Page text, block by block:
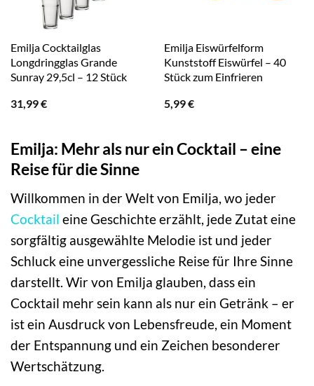
Emilja Cocktailglas
Longdringglas Grande
Sunray 29,5cl – 12 Stück
31,99€
Emilja Eiswürfelform
Kunststoff Eiswürfel – 40
Stück zum Einfrieren
5,99€
Emilja: Mehr als nur ein Cocktail – eine
Reise für die Sinne
Willkommen in der Welt von Emilja, wo jeder
Cocktail eine Geschichte erzählt, jede Zutat eine
sorgfältig ausgewählte Melodie ist und jeder
Schluck eine unvergessliche Reise für Ihre Sinne
darstellt. Wir von Emilja glauben, dass ein
Cocktail mehr sein kann als nur ein Getränk – er
ist ein Ausdruck von Lebensfreude, ein Moment
der Entspannung und ein Zeichen besonderer
Wertschätzung.